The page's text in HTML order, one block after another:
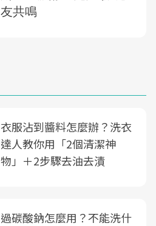
衣服沾到醬料怎麼辦？洗衣
達人教你用「2個清潔神
物」＋2步驟去油去漬
過碳酸鈉怎麼用？不能洗什